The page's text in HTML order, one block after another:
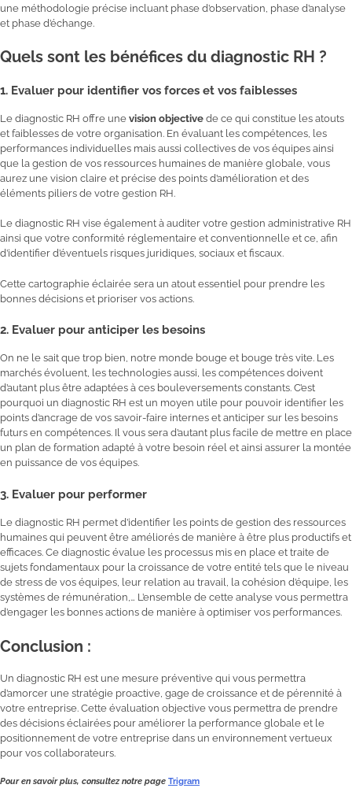
une méthodologie précise incluant phase d’observation, phase d’analyse
et phase d’échange.
Quels sont les bénéfices du diagnostic RH ?
1. Evaluer pour identifier vos forces et vos faiblesses
Le diagnostic RH offre une vision objective de ce qui constitue les atouts
et faiblesses de votre organisation. En évaluant les compétences, les
performances individuelles mais aussi collectives de vos équipes ainsi
que la gestion de vos ressources humaines de manière globale, vous
aurez une vision claire et précise des points d’amélioration et des
éléments piliers de votre gestion RH.
Le diagnostic RH vise également à auditer votre gestion administrative RH
ainsi que votre conformité réglementaire et conventionnelle et ce, afin
d’identifier d’éventuels risques juridiques, sociaux et fiscaux.
Cette cartographie éclairée sera un atout essentiel pour prendre les
bonnes décisions et prioriser vos actions.
2. Evaluer pour anticiper les besoins
On ne le sait que trop bien, notre monde bouge et bouge très vite. Les
marchés évoluent, les technologies aussi, les compétences doivent
d’autant plus être adaptées à ces bouleversements constants. C’est
pourquoi un diagnostic RH est un moyen utile pour pouvoir identifier les
points d’ancrage de vos savoir-faire internes et anticiper sur les besoins
futurs en compétences. Il vous sera d’autant plus facile de mettre en place
un plan de formation adapté à votre besoin réel et ainsi assurer la montée
en puissance de vos équipes.
3. Evaluer pour performer
Le diagnostic RH permet d’identifier les points de gestion des ressources
humaines qui peuvent être améliorés de manière à être plus productifs et
efficaces. Ce diagnostic évalue les processus mis en place et traite de
sujets fondamentaux pour la croissance de votre entité tels que le niveau
de stress de vos équipes, leur relation au travail, la cohésion d’équipe, les
systèmes de rémunération,… L’ensemble de cette analyse vous permettra
d’engager les bonnes actions de manière à optimiser vos performances.
Conclusion :
Un diagnostic RH est une mesure préventive qui vous permettra
d’amorcer une stratégie proactive, gage de croissance et de pérennité à
votre entreprise. Cette évaluation objective vous permettra de prendre
des décisions éclairées pour améliorer la performance globale et le
positionnement de votre entreprise dans un environnement vertueux
pour vos collaborateurs.
Pour en savoir plus, consultez notre page Trigram